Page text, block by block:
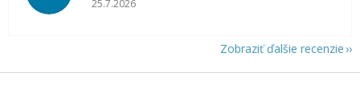
25.7.2026
Zobraziť ďalšie recenzie
Z